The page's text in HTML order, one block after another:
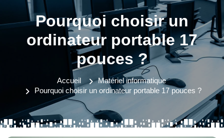
Pourquoi choisir un
ordinateur portable 17
pouces ?
Accueil
Matériel informatique
Pourquoi choisir un ordinateur portable 17 pouces ?